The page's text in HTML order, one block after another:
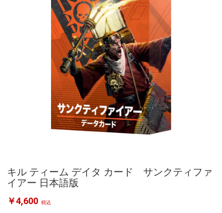
キル ティーム デイタ カード サンクティファ
イアー 日本語版
￥4,600 税込